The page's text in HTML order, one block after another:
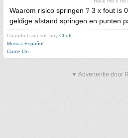
Waarom risico springen ? 3 x fout is
geldige afstand springen en punten
Cuando haya sol, hay Chufi
Musica Español
Come On
▼ Advertentie door